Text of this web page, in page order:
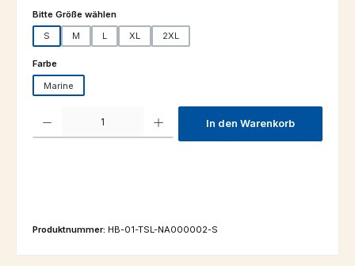
Bitte Größe wählenauswählen
S M L XL 2XL
Farbeauswählen
Marine
In den Warenkorb
Produktnummer: HB-01-TSL-NA000002-S